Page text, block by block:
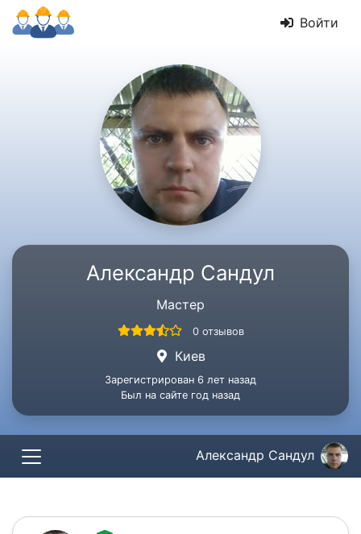
Войти
Александр Сандул
Мастер
0 отзывов
Киев
Зарегистрирован 6 лет назад
Был на сайте год назад
Александр Сандул